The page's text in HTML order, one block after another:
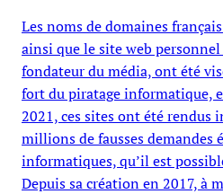
Les noms de domaines
ainsi que le site web
fondateur du média, ont été
fort du piratage informatique,
2021, ces sites ont été rendus
millions de fausses demandes
informatiques, qu’il est
Depuis sa création en 2017, à